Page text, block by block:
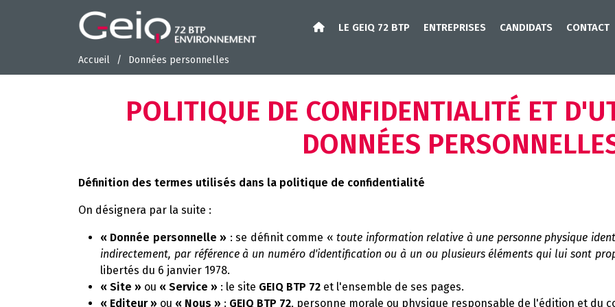
LE GEIQ 72 BTP ENTREPRISES CANDIDATS CONTACT
Accueil Données personnelles
POLITIQUE DE CONFIDENTIALITÉ ET
DONNÉES
Définition des termes utilisés dans la politique de confidentialité
On désignera par la suite :
« Donnée personnelle » : se définit comme «toute information relative à une personne physique
indirectement, par référence à un numéro d'identification ou à un ou plusieurs éléments qui lui sont
libertés du 6 janvier 1978.
« Site » ou « Service » : le site GEIQ BTP 72 et l'ensemble de ses pages.
« Editeur » ou « Nous » : GEIQ BTP 72, personne morale ou physique responsable de l'édition et du